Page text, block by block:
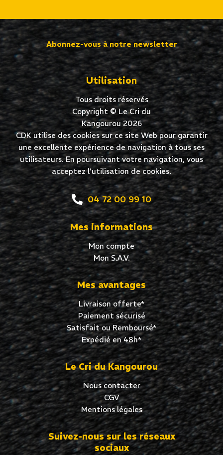
Abonnez-vous à notre newsletter
Utilisation
Tous droits réservés
Copyright © Le Cri du
Kangourou 2026
CDK utilise des cookies sur ce site Web pour garantir
une excellente expérience de navigation à tous ses
utilisateurs. En poursuivant votre navigation, vous
acceptez l’utilisation de cookies.
04 72 00 99 10
Mes informations
Mon compte
Mon S.A.V.
Mes avantages
Livraison offerte*
Paiement sécurisé
Satisfait ou Remboursé*
Expédié en 48h*
Le Cri du Kangourou
Nous contacter
CGV
Mentions légales
Suivez-nous sur les réseaux
sociaux